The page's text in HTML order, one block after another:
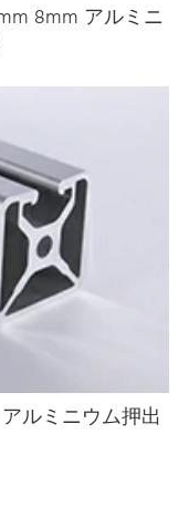
8mm アルミニ
ルミニウム押出